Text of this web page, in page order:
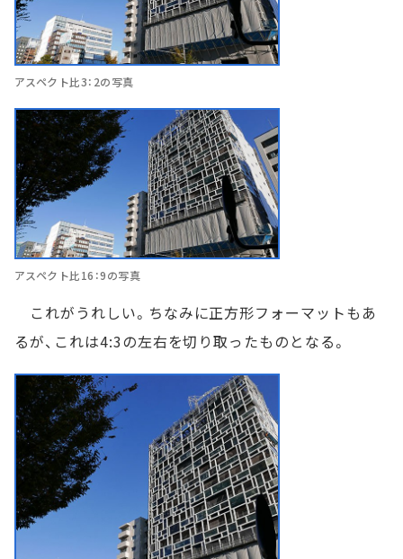
アスペクト比3：2の写真
アスペクト比16：9の写真
これがうれしい。ちなみに正方形フォーマットもあ
るが、これは4:3の左右を切り取ったものとなる。